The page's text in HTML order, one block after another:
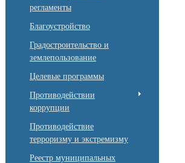
регламенты
Благоустройство
Градостроительство и
землепользование
Целевые программы
Противодействии
коррупции
Противодействие
терроризму и экстремизму
Реестр муниципальных